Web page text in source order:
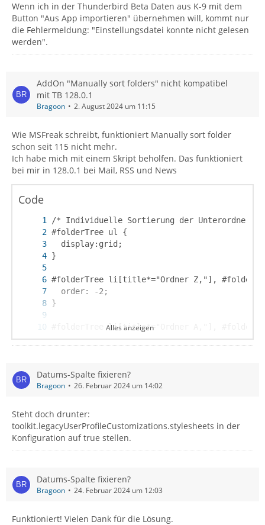
Wenn ich in der Thunderbird Beta Daten aus K-9 mit dem
Button "Aus App importieren" übernehmen will, kommt nur
die Fehlermeldung: "Einstellungsdatei konnte nicht gelesen
werden".
AddOn "Manually sort folders" nicht kompatibel
mit TB 128.0.1
Bragoon 2. August 2024 um 11:15
Wie MSFreak schreibt, funktioniert Manually sort folder
schon seit 115 nicht mehr.
Ich habe mich mit einem Skript beholfen. Das funktioniert
bei mir in 128.0.1 bei Mail, RSS und News
Code
Alles anzeigen
Datums-Spalte fixieren?
Bragoon 26. Februar 2024 um 14:02
Steht doch drunter:
toolkit.legacyUserProfileCustomizations.stylesheets in der
Konfiguration auf true stellen.
Datums-Spalte fixieren?
Bragoon 24. Februar 2024 um 12:03
Funktioniert! Vielen Dank für die Lösung.